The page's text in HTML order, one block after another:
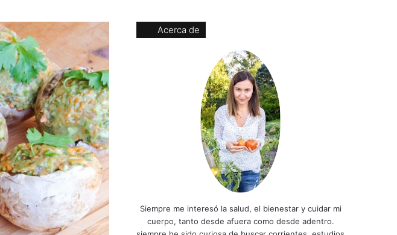
Acerca de
Siempre me interesó la salud, el bienestar y cuidar mi
cuerpo, tanto desde afuera como desde adentro.